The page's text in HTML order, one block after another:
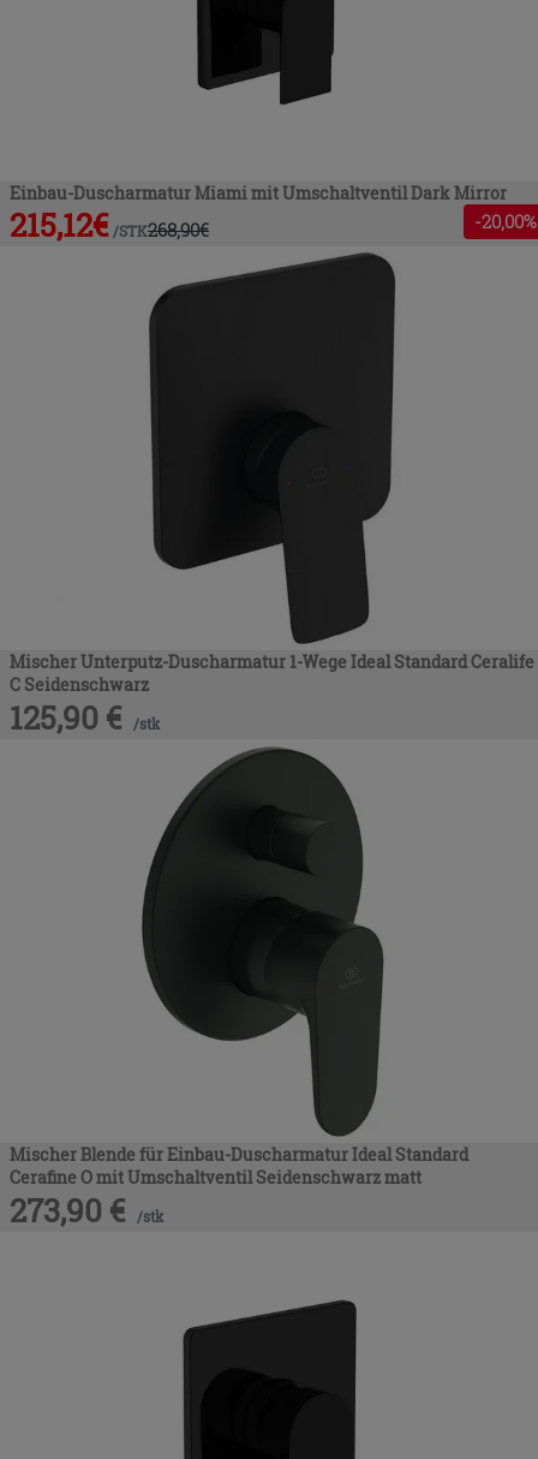
Einbau-Duscharmatur Miami mit Umschaltventil Dark Mirror
215,12€ /STK268,90€ -20,00%
Mischer Unterputz-Duscharmatur 1-Wege Ideal Standard Ceralife
C Seidenschwarz
125,90 € /stk
Mischer Blende für Einbau-Duscharmatur Ideal Standard
Cerafine O mit Umschaltventil Seidenschwarz matt
273,90 € /stk